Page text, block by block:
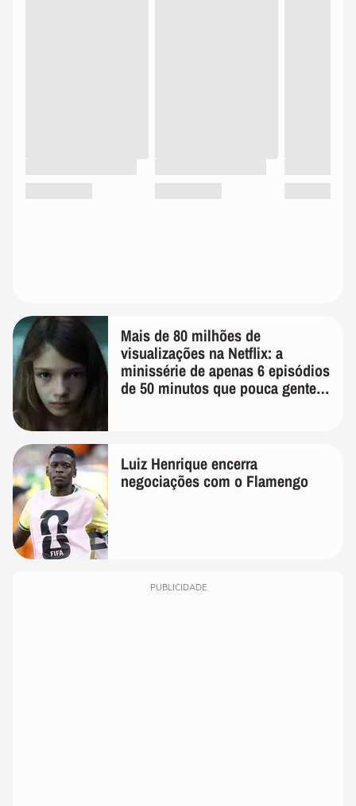
Mais de 80 milhões de
visualizações na Netflix: a
minissérie de apenas 6 episódios
de 50 minutos que pouca gente
Luiz Henrique encerra
negociações com o Flamengo
PUBLICIDADE